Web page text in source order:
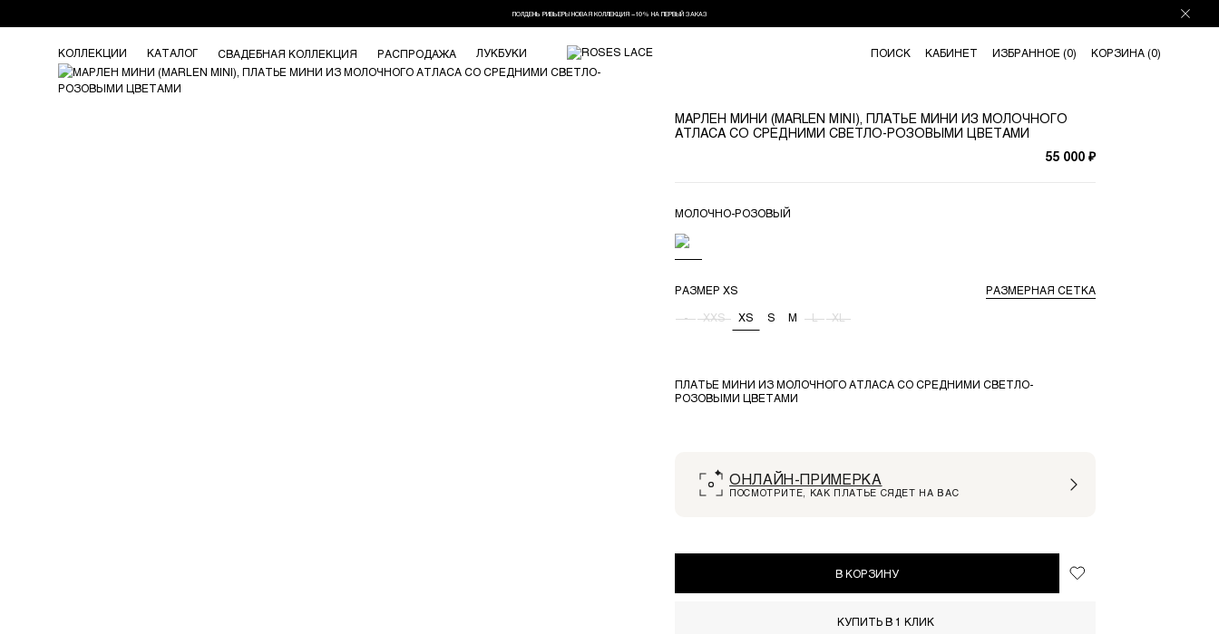
ПОЛДЕНЬ РИВЬЕРЫ НОВАЯ КОЛЛЕКЦИЯ −10% НА ПЕРВЫЙ ЗАКАЗ
ПОИСК КАБИНЕТ ИЗБРАННОЕ (0) КОРЗИНА (0)
КОЛЛЕКЦИИ КАТАЛОГ СВАДЕБНАЯ КОЛЛЕКЦИЯ РАСПРОДАЖА ЛУКБУКИ
МАРЛЕН МИНИ (MARLEN MINI), ПЛАТЬЕ МИНИ ИЗ МОЛОЧНОГО
АТЛАСА СО СРЕДНИМИ СВЕТЛО-РОЗОВЫМИ ЦВЕТАМИ
55 000 ₽
ПЛАТЬЕ МИНИ ИЗ МОЛОЧНОГО АТЛАСА СО СРЕДНИМИ СВЕТЛО-
РОЗОВЫМИ ЦВЕТАМИ
МОЛОЧНО-РОЗОВЫЙ
ОНЛАЙН-ПРИМЕРКА
ПОСМОТРИТЕ, КАК ПЛАТЬЕ СЯДЕТ НА ВАС
В КОРЗИНУ
КУПИТЬ В 1 КЛИК
РАЗМЕР XS РАЗМЕРНАЯ СЕТКА
- XXS XS S M L XL